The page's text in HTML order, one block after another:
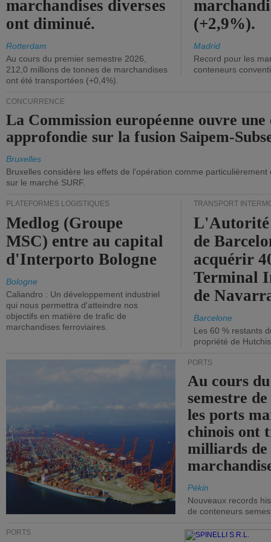
marchandises diverses
ont diminué.
Rotterdam
Au cours du premier semestre 2026,
212,0 millions de tonnes de marchandises
ont été transportées (+0,4%).
(+2,9%).
Madrid
Record pour les
conteneurs
CONCURRENCE
La Commission européenne ouvre une
approfondie sur la fusion Saipem-
Bruxelles
Bruxelles considère les effets de l'opération comme
sur le marché SURF.
PLATEFORMES LOGISTIQUES
Medlog (Groupe
MSC) entre au capital
d'Interporto Bologne
Bologne
Caliandro : Un développement industriel
qui nous permettra d'atteindre nos
objectifs en matière de trafic de
marchandises ferroviaires.
TRANSPORT
de
acquérir
Terminal
de
Barcelone
Les 60 % restants
propriété de
PORTS
Au cours
semestre
les ports
chinois ont
milliards de
Pékin
Nouveaux records
de conteneurs
PORTS